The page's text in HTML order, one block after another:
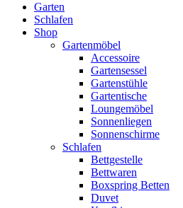
Garten
Schlafen
Shop
Gartenmöbel
Accessoire
Gartensessel
Gartenstühle
Gartentische
Loungemöbel
Sonnenliegen
Sonnenschirme
Schlafen
Bettgestelle
Bettwaren
Boxspring Betten
Duvet